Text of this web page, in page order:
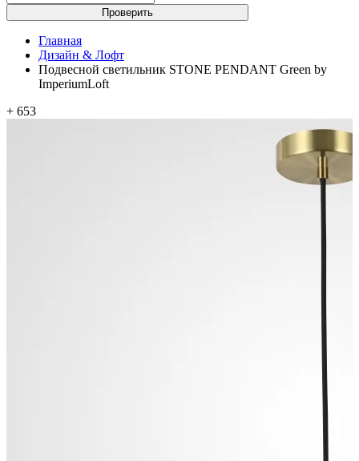
Проверить
Главная
Дизайн & Лофт
Подвесной светильник STONE PENDANT Green by
ImperiumLoft
+ 653